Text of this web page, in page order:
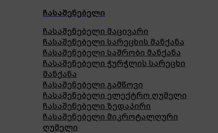
ჩასაშენებელი
ჩასაშენებელი მაცივარი
ჩასაშენებელი სარეცხის მანქანა
ჩასაშენებელი საშრობი მანქანა
ჩასაშენებელი ჭურჭლის სარეცხი
მანქანა
ჩასაშენებელი გამწოვი
ჩასაშენებელი ელექტრო ღუმელი
ჩასაშენებელი ზედაპირი
ჩასაშენებელი მიკროტალღური
ღუმელი